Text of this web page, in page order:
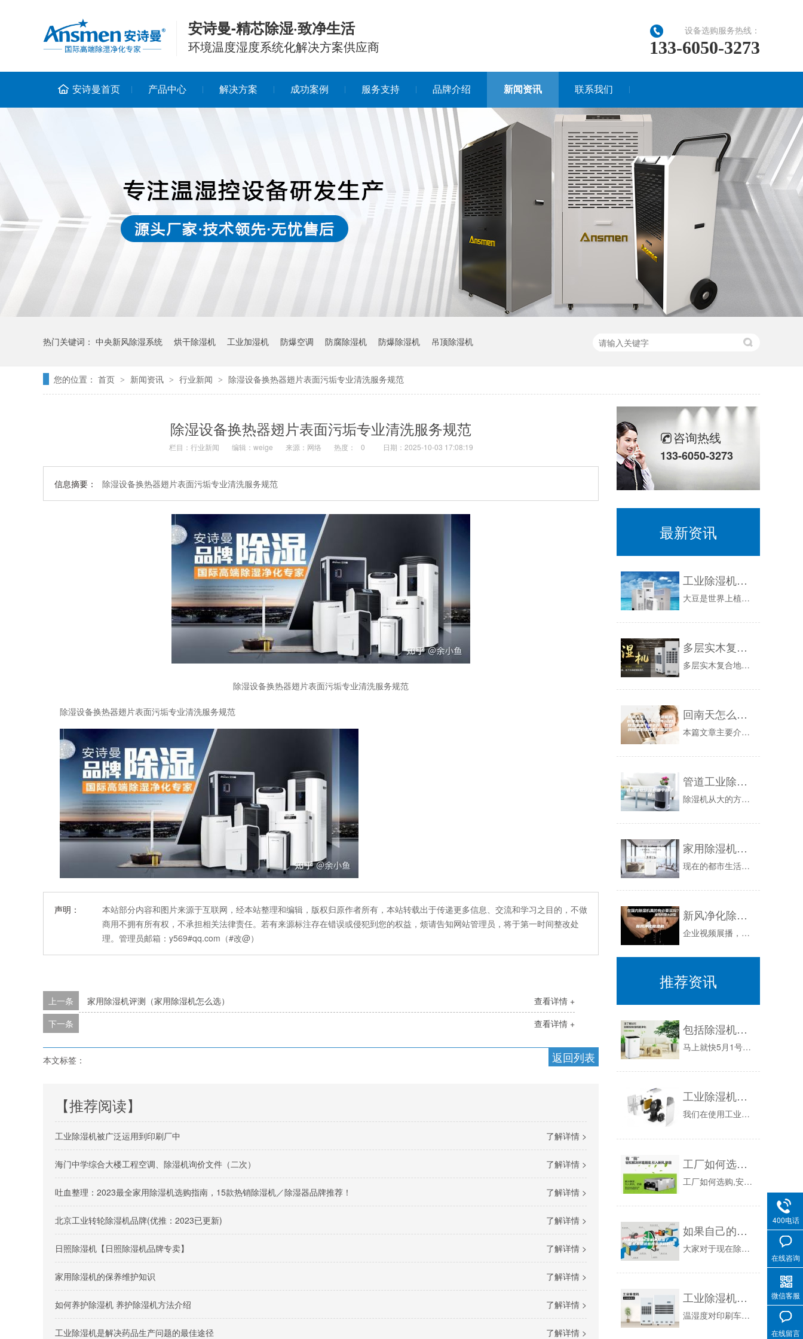
安诗曼-精芯除湿·致净生活
环境温度湿度系统化解决方案供应商
设备选购服务热线：
133-6050-3273
安诗曼首页 产品中心 解决方案 成功案例 服务支持 品牌介绍 新闻资讯 联系我们
热门关键词： 中央新风除湿系统 烘干除湿机 工业加湿机 防爆空调 防腐除湿机 防爆除湿机 吊顶除湿机
您的位置： 首页 > 新闻资讯 > 行业新闻 > 除湿设备换热器翅片表面污垢专业清洗服务规范
除湿设备换热器翅片表面污垢专业清洗服务规范
栏目： 行业新闻 编辑：weige 来源：网络 热度： 0 日期：2025-10-03 17:08:19
信息摘要： 除湿设备换热器翅片表面污垢专业清洗服务规范
除湿设备换热器翅片表面污垢专业清洗服务规范
除湿设备换热器翅片表面污垢专业清洗服务规范
声明：
本站部分内容和图片来源于互联网，经本站整理和编辑，版权归原作者所有，本站转载出于传递更多信息、交流和学习之目的，不做
商用不拥有所有权，不承担相关法律责任。若有来源标注存在错误或侵犯到您的权益，烦请告知网站管理员，将于第一时间整改处
理。管理员邮箱：y569#qq.com（#改@）
查看详情 +
上一条
家用除湿机评测（家用除湿机怎么选）
查看详情 +
下一条
返回列表
本文标签：
【推荐阅读】
了解详情 >
工业除湿机被广泛运用到印刷厂中
了解详情 >
海门中学综合大楼工程空调、除湿机询价文件（二次）
了解详情 >
吐血整理：2023最全家用除湿机选购指南，15款热销除湿机／除湿器品牌推荐！
了解详情 >
北京工业转轮除湿机品牌(优推：2023已更新)
了解详情 >
日照除湿机【日照除湿机品牌专卖】
了解详情 >
家用除湿机的保养维护知识
了解详情 >
如何养护除湿机 养护除湿机方法介绍
了解详情 >
工业除湿机是解决药品生产问题的最佳途径
咨询热线
133-6050-3273
最新资讯
工业除湿机解决豆类储藏问题
大豆是世界上植物油和植物蛋白的重要来源，它还可以加工成大豆粉、豆粕等。在降水量大的年份，大豆水分含量高，容易因霉菌侵蚀、自身发热而引起霉败和...
多层实木复合地板养生房恒温恒湿机
多层实木复合地板养生房恒温恒湿机：板材有三种，首先就是大家最为熟悉的实木地板，这种地板制作的家具高端大气，高贵典雅，因此实木地板价格较高，所...
回南天怎么办，除湿机真的有用吗？2023年12月除湿机哪个牌子好，各品牌除湿机推荐看这篇就够了
本篇文章主要介绍除湿机的原理，除湿机是否有用，帮助你选购合适的除湿机，以及有哪些品牌的除湿机推荐我们知道南方春天是比较潮湿的。在回南天的时候...
管道工业除湿机哪个牌子好
除湿机从大的方面来说分为工业除湿机和家用除湿机，细分为：1.冷却除湿机：1.按使用功能分，可分为：一般型、降温型、调温型、多功能型。2.转*...
家用除湿机哪款好 家用除湿机品牌介绍
现在的都市生活，大多数人都很忙，几乎都是早出晚归，因而对家里的开窗通风不是很勤。而且厨房、卫生间都是比较密闭的空间，长期洗澡做饭不通风也会让...
新风净化除湿机
企业视频展播，请点击播放视频作者：德州环保新风系统通过主机将室外新鲜空气过滤净化后，送入卧室及客厅等需要新鲜空气的地方，同时将室内的污浊空气...
推荐资讯
包括除湿机内的四个防潮利器
马上就快5月1号了。在这个春意盎然的季节里，春天已经走到我们面前了。除湿机也来到我们的生活中，春季没有冬日的严寒，也没有夏日的酷热，春季是大...
工业除湿机漏水有什么原因？
我们在使用工业除湿机的时候，难免会碰到一些小问题，遇到比较多的问题便是工业除湿机漏水问题，下面我们来分析一下工业除湿机漏水有什么原因：第一：...
工厂如何选购,安装和使用工业除湿机
工厂如何选购,安装和使用工业除湿机首先,先向大家介绍:如何选购除湿机只有合理的选购除湿机才能发挥除湿机的最大除湿性能.除湿机的除湿方式种类和...
如果自己的除湿机不除湿了，看看是不是这些原因导致的！
大家对于现在除湿机的使用还是比较高的，有朋友最近反应说自家的除湿机不除湿了，那么这是什么原因导致的呢？针对这个问题，今天哈尔滨除湿机小编为您...
工业除湿机可使印刷车间保持适宜生产环境
温湿度对印刷车间的影响：湿度对印刷的影响很高，在车间的温湿度度高时，印刷中的用水量也将增大，也就加速乳化的发生。在印刷中表现为易干水糊版。湿...
400电话
在线咨询
微信客服
在线留言